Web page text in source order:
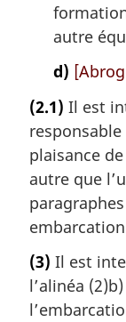
autre
d)
(2.1) Il est
plaisance
autre que
(3) Il est
l’alinéa